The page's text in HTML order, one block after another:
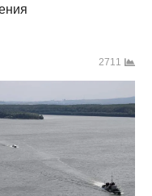
2711